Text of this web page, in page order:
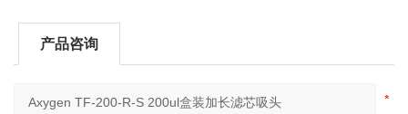
产品咨询